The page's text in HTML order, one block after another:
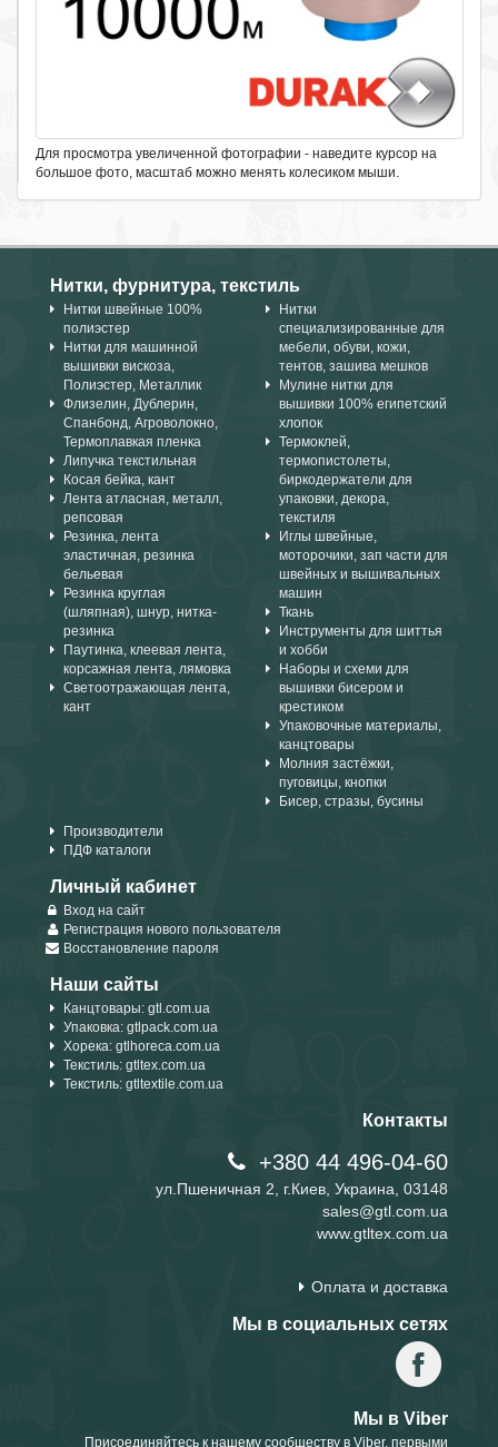
Для просмотра увеличенной фотографии - наведите курсор на
большое фото, масштаб можно менять колесиком мыши.
Нитки, фурнитура, текстиль
Нитки швейные 100%
полиэстер
Нитки для машинной
вышивки вискоза,
Полиэстер, Металлик
Флизелин, Дублерин,
Спанбонд, Агроволокно,
Термоплавкая пленка
Липучка текстильная
Косая бейка, кант
Лента атласная, металл,
репсовая
Резинка, лента
эластичная, резинка
бельевая
Резинка круглая
(шляпная), шнур, нитка-
резинка
Паутинка, клеевая лента,
корсажная лента, лямовка
Светоотражающая лента,
кант
Нитки
специализированные для
мебели, обуви, кожи,
тентов, зашива мешков
Мулине нитки для
вышивки 100% египетский
хлопок
Термоклей,
термопистолеты,
биркодержатели для
упаковки, декора,
текстиля
Иглы швейные,
моторочики, зап части для
швейных и вышивальных
машин
Ткань
Инструменты для шиттья
и хобби
Наборы и схеми для
вышивки бисером и
крестиком
Упаковочные материалы,
канцтовары
Молния застёжки,
пуговицы, кнопки
Бисер, стразы, бусины
Производители
ПДФ каталоги
Личный кабинет
Вход на сайт
Регистрация нового пользователя
Восстановление пароля
Наши сайты
Канцтовары: gtl.com.ua
Упаковка: gtlpack.com.ua
Хорека: gtlhoreca.com.ua
Текстиль: gtltex.com.ua
Текстиль: gtltextile.com.ua
Контакты
+380 44 496-04-60
ул.Пшеничная 2, г.Киев, Украина, 03148
sales@gtl.com.ua
www.gtltex.com.ua
Оплата и доставка
Мы в социальных сетях
Мы в Viber
Присоединяйтесь к нашему сообществу в Viber, первыми